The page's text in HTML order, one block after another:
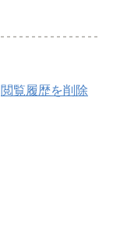
閲覧履歴を削除